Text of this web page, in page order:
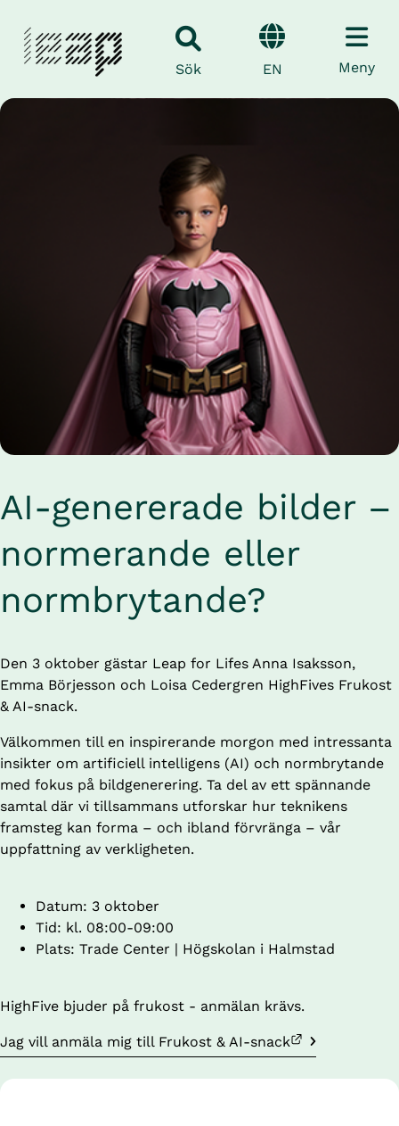
Sök EN Meny
AI-genererade bilder –
normerande eller
normbrytande?
Den 3 oktober gästar Leap for Lifes Anna Isaksson,
Emma Börjesson och Loisa Cedergren HighFives Frukost
& AI-snack.
Välkommen till en inspirerande morgon med intressanta
insikter om artificiell intelligens (AI) och normbrytande
med fokus på bildgenerering. Ta del av ett spännande
samtal där vi tillsammans utforskar hur teknikens
framsteg kan forma – och ibland förvränga – vår
uppfattning av verkligheten.
Datum: 3 oktober
Tid: kl. 08:00-09:00
Plats: Trade Center | Högskolan i Halmstad
HighFive bjuder på frukost - anmälan krävs.
Jag vill anmäla mig till Frukost & AI-snack
Länk till annan webbplats.